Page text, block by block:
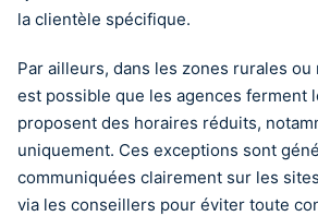
la clientèle spécifique.
Par ailleurs, dans les zones rurales
est possible que les agences ferment
proposent des horaires réduits,
uniquement. Ces exceptions sont
communiquées clairement sur les
via les conseillers pour éviter toute